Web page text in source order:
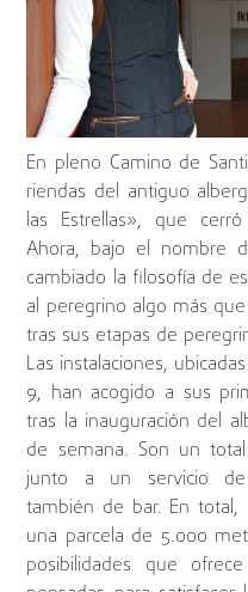
En pleno Camino de
riendas del antiguo
las Estrellas», que
Ahora, bajo el nombre
cambiado la filosofía de
al peregrino algo más
tras sus etapas de
Las instalaciones,
9, han acogido a sus
tras la inauguración del
de semana. Son un
junto a un servicio de
también de bar. En
una parcela de 5.000
posibilidades que